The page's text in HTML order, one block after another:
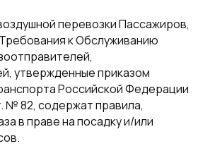
перевозки Пассажиров,
к Обслуживанию
утвержденные приказом
Российской Федерации
№ 82, содержат правила,
в праве на посадку и/или